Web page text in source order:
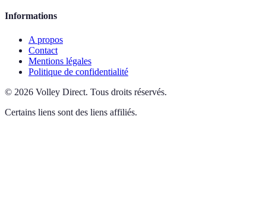
Informations
A propos
Contact
Mentions légales
Politique de confidentialité
© 2026 Volley Direct. Tous droits réservés.
Certains liens sont des liens affiliés.